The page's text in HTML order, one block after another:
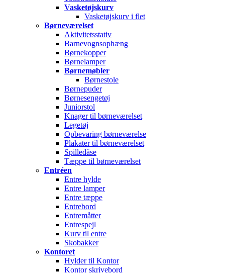
Vasketøjskurv
Vasketøjskurv i flet
Børneværelset
Aktivitetsstativ
Barnevognsophæng
Børnekopper
Børnelamper
Børnemøbler
Børnestole
Børnepuder
Børnesengetøj
Juniorstol
Knager til børneværelset
Legetøj
Opbevaring børneværelse
Plakater til børneværelset
Spilledåse
Tæppe til børneværelset
Entréen
Entre hylde
Entre lamper
Entre tæppe
Entrebord
Entremåtter
Entrespejl
Kurv til entre
Skobakker
Kontoret
Hylder til Kontor
Kontor skrivebord